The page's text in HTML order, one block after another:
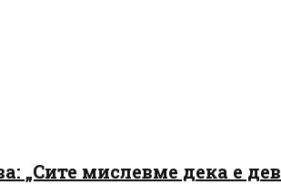
„Сите мислевме дека е